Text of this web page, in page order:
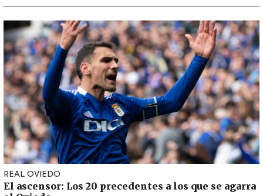
REAL OVIEDO
El ascensor: Los 20 precedentes a los que se agarra